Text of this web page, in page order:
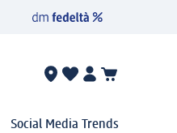
Social Media Trends